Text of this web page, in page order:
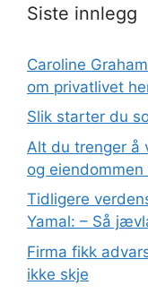
Siste innlegg
Caroline
om privatlivet
Slik starter du
Alt du trenger å
og eiendommen
Tidligere
Yamal: – Så
Firma fikk
ikke skje